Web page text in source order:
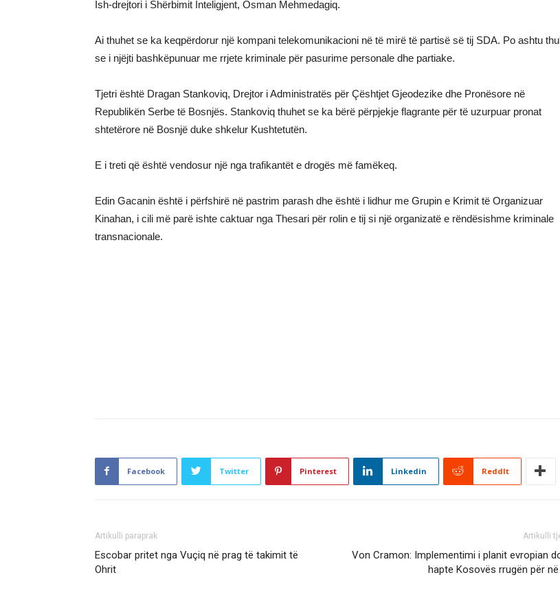
Ish-drejtori i Shërbimit Inteligjent, Osman Mehmedagiq.
Ai thuhet se ka keqpërdorur një kompani telekomunikacioni në të mirë të partisë së tij SDA. Po ashtu
se i njëjti bashkëpunuar me rrjete kriminale për pasurime personale dhe partiake.
Tjetri është Dragan Stankoviq, Drejtor i Administratës për Çështjet Gjeodezike dhe Pronësore në
Republikën Serbe të Bosnjës. Stankoviq thuhet se ka bërë përpjekje flagrante për të uzurpuar pronat
shtetërore në Bosnjë duke shkelur Kushtetutën.
E i treti që është vendosur një nga trafikantët e drogës më famëkeq.
Edin Gacanin është i përfshirë në pastrim parash dhe është i lidhur me Grupin e Krimit të Organizuar
Kinahan, i cili më parë ishte caktuar nga Thesari për rolin e tij si një organizatë e rëndësishme kriminale
transnacionale.
Facebook Twitter Pinterest Linkedin ReddIt
Artikulli paraprak
Escobar pritet nga Vuçiq në prag të takimit të
Ohrit
Artikulli
Von Cramon: Implementimi i planit evropian
hapte Kosovës rrugën për në